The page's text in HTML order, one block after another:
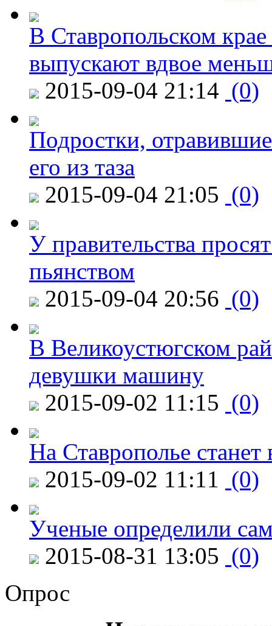
В Ставропольском
выпускают вдвое
2015-09-04 21:14 (0)
Подростки,
его из таза
2015-09-04 21:05 (0)
У правительства
пьянством
2015-09-04 20:56 (0)
В Великоустюгском
девушки машину
2015-09-02 11:15 (0)
На Ставрополье
2015-09-02 11:11 (0)
Ученые определили
2015-08-31 13:05 (0)
Опрос